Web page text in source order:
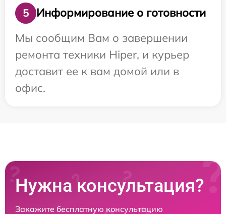
5
Информирование о готовности
Мы сообщим Вам о завершении
ремонта техники Hiper, и курьер
доставит ее к вам домой или в
офис.
Нужна консультация?
Закажите бесплатную консультацию